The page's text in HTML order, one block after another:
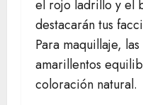
el rojo ladrillo y el
destacarán tus
Para maquillaje,
amarillentos
coloración natural.